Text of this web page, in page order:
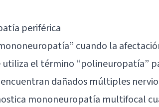
periférica
cuando la
utiliza el término “polineuropatía”
encuentran dañados múltiples
mononeuropatía multifocal